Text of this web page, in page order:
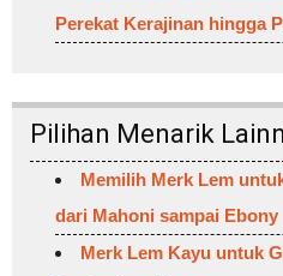
Perekat Kerajinan hingga
Pilihan Menarik
Memilih Merk Lem
dari Mahoni sampai Ebony
Merk Lem Kayu untuk